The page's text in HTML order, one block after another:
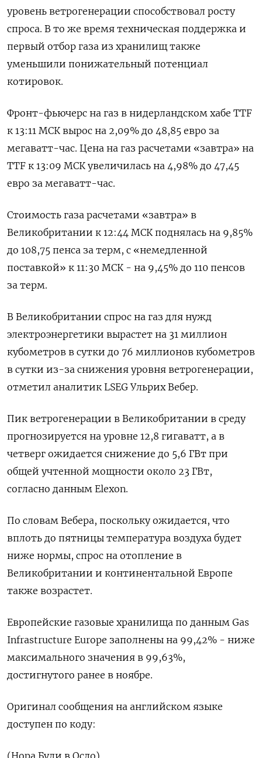
уровень ветрогенерации способствовал росту
спроса. В то же время техническая поддержка и
первый отбор газа из хранилищ также
уменьшили понижательный потенциал
котировок.
Фронт-фьючерс на газ в нидерландском хабе TTF
к 13:11 МСК вырос на 2,09% до 48,85 евро за
мегаватт-час. Цена на газ расчетами «завтра» на
TTF к 13:09 МСК увеличилась на 4,98% до 47,45
евро за мегаватт-час.
Стоимость газа расчетами «завтра» в
Великобритании к 12:44 МСК поднялась на 9,85%
до 108,75 пенса за терм, с «немедленной
поставкой» к 11:30 МСК - на 9,45% до 110 пенсов
за терм.
В Великобритании спрос на газ для нужд
электроэнергетики вырастет на 31 миллион
кубометров в сутки до 76 миллионов кубометров
в сутки из-за снижения уровня ветрогенерации,
отметил аналитик LSEG Ульрих Вебер.
Пик ветрогенерации в Великобритании в среду
прогнозируется на уровне 12,8 гигаватт, а в
четверг ожидается снижение до 5,6 ГВт при
общей учтенной мощности около 23 ГВт,
согласно данным Elexon.
По словам Вебера, поскольку ожидается, что
вплоть до пятницы температура воздуха будет
ниже нормы, спрос на отопление в
Великобритании и континентальной Европе
также возрастет.
Европейские газовые хранилища по данным Gas
Infrastructure Europe заполнены на 99,42% - ниже
максимального значения в 99,63%,
достигнутого ранее в ноябре.
Оригинал сообщения на английском языке
доступен по коду:
(Нора Були в Осло)